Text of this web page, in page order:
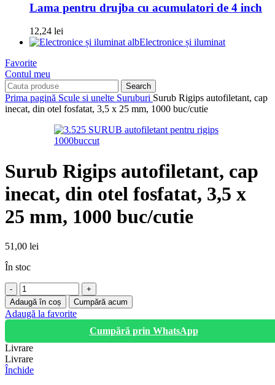
Lama pentru drujba cu acumulatori de 4 inch
12,24 lei
Electronice și iluminat
Favorite
Contul meu
Search
Prima pagină Scule si unelte Suruburi Surub Rigips autofiletant, cap
inecat, din otel fosfatat, 3,5 x 25 mm, 1000 buc/cutie
Surub Rigips autofiletant, cap
inecat, din otel fosfatat, 3,5 x
25 mm, 1000 buc/cutie
51,00 lei
În stoc
Cantitate
Surub
Rigips
autofiletant,
inecat,
din
otel
fosfatat,
Adaugă în coș Cumpără acum
Adaugă la favorite
Cumpără prin WhatsApp
Livrare
Livrare
Închide